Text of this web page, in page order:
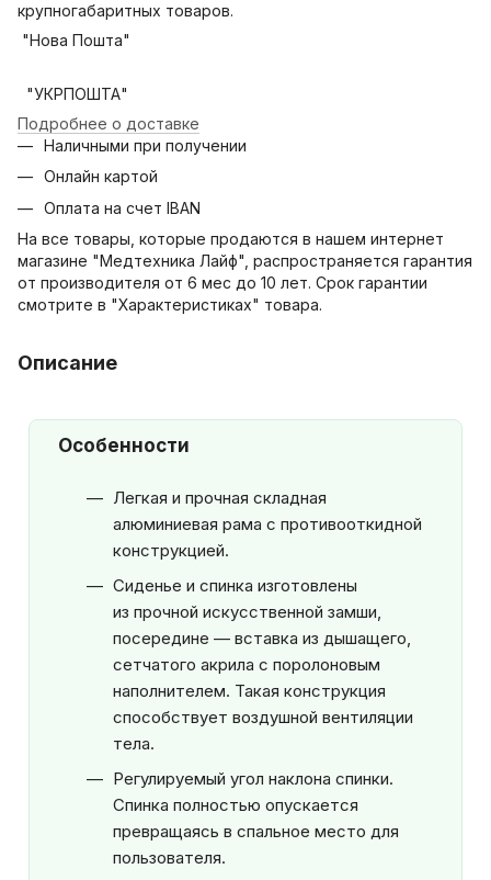
крупногабаритных товаров.
"Нова Пошта"
"УКРПОШТА"
Подробнее о доставке
Наличными при получении
Онлайн картой
Оплата на счет IBAN
На все товары, которые продаются в нашем интернет
магазине "Медтехника Лайф", распространяется гарантия
от производителя от 6 мес до 10 лет. Срок гарантии
смотрите в "Характеристиках" товара.
Описание
Особенности
Легкая и прочная складная
алюминиевая рама с противооткидной
конструкцией.
Сиденье и спинка изготовлены
из прочной искусственной замши,
посередине — вставка из дышащего,
сетчатого акрила с поролоновым
наполнителем. Такая конструкция
способствует воздушной вентиляции
тела.
Регулируемый угол наклона спинки.
Спинка полностью опускается
превращаясь в спальное место для
пользователя.